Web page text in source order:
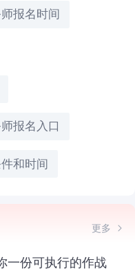
报名时间
报名入口
和时间
更多
一份可执行的作战